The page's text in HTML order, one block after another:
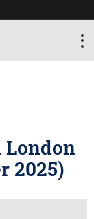
London
2025)